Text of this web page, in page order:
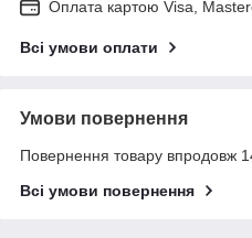
Оплата картою Visa,
Всі умови оплати
Умови повернення
Повернення товару впродовж
Всі умови повернення